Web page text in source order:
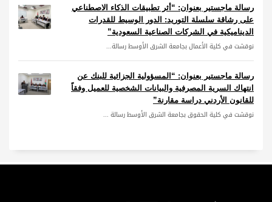
رسالة ماجستير بعنوان: “أثر تطبيقات الذكاء الاصطناعي
على رشاقة سلسلة التوريد: الدور الوسيط للقدرات
الديناميكية في الشركات الصناعية السعودية”
نوقشت في كلية الأعمال بجامعة الشرق الأوسط رسالة...
رسالة ماجستير بعنوان: “المسؤولية الجزائية للبنك عن
انتهاك السرية المصرفية والبيانات الشخصية للعميل وفقاً
للقانون الأردني دراسة مقارنة”
نوقشت في كلية الحقوق بجامعة الشرق الأوسط رسالة ...